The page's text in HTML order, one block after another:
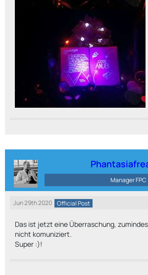
Manager FPC
Jun 29th 2020 Official Post
Das ist jetzt eine Überraschung,
nicht komuniziert.
Super :)!